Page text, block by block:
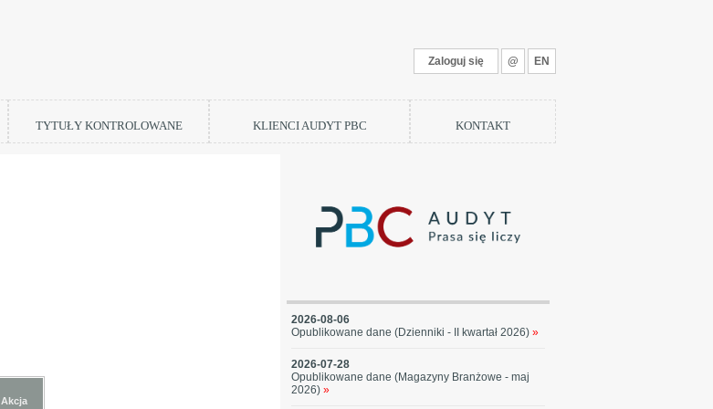
Zaloguj się @ EN
TYTUŁY KONTROLOWANE KLIENCI AUDYT PBC KONTAKT
Akcja
2026-08-06
Opublikowane dane (Dzienniki - II kwartał 2026) »
2026-07-28
Opublikowane dane (Magazyny Branżowe - maj
2026) »